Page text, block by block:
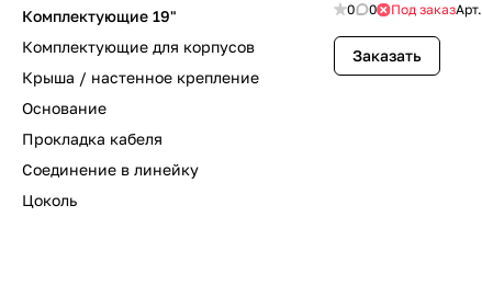
0 0 Под заказАрт.
Заказать
Комплектующие 19"
Комплектующие для корпусов
Крыша / настенное крепление
Основание
Прокладка кабеля
Соединение в линейку
Цоколь